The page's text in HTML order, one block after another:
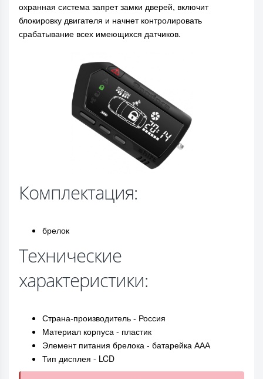
охранная система запрет замки дверей, включит
блокировку двигателя и начнет контролировать
срабатывание всех имеющихся датчиков.
Комплектация:
брелок
Технические
характеристики:
Страна-производитель - Россия
Материал корпуса - пластик
Элемент питания брелока - батарейка ААА
Тип дисплея - LCD